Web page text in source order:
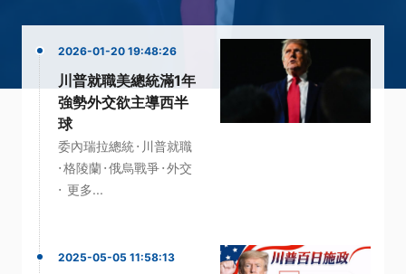
2026-01-20 19:48:26
川普就職美總統滿1年
強勢外交欲主導西半
球
委內瑞拉總統· 川普就職
·格陵蘭·俄烏戰爭·外交
· 更多...
2025-05-05 11:58:13